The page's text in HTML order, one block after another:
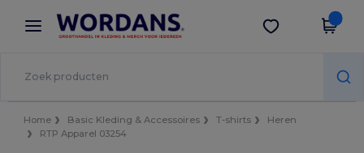
× Wordans-app
Betere prijzen in de app!
Download app
Home Basic Kleding & Accessoires T-shirts
Heren
RTP Apparel 03254